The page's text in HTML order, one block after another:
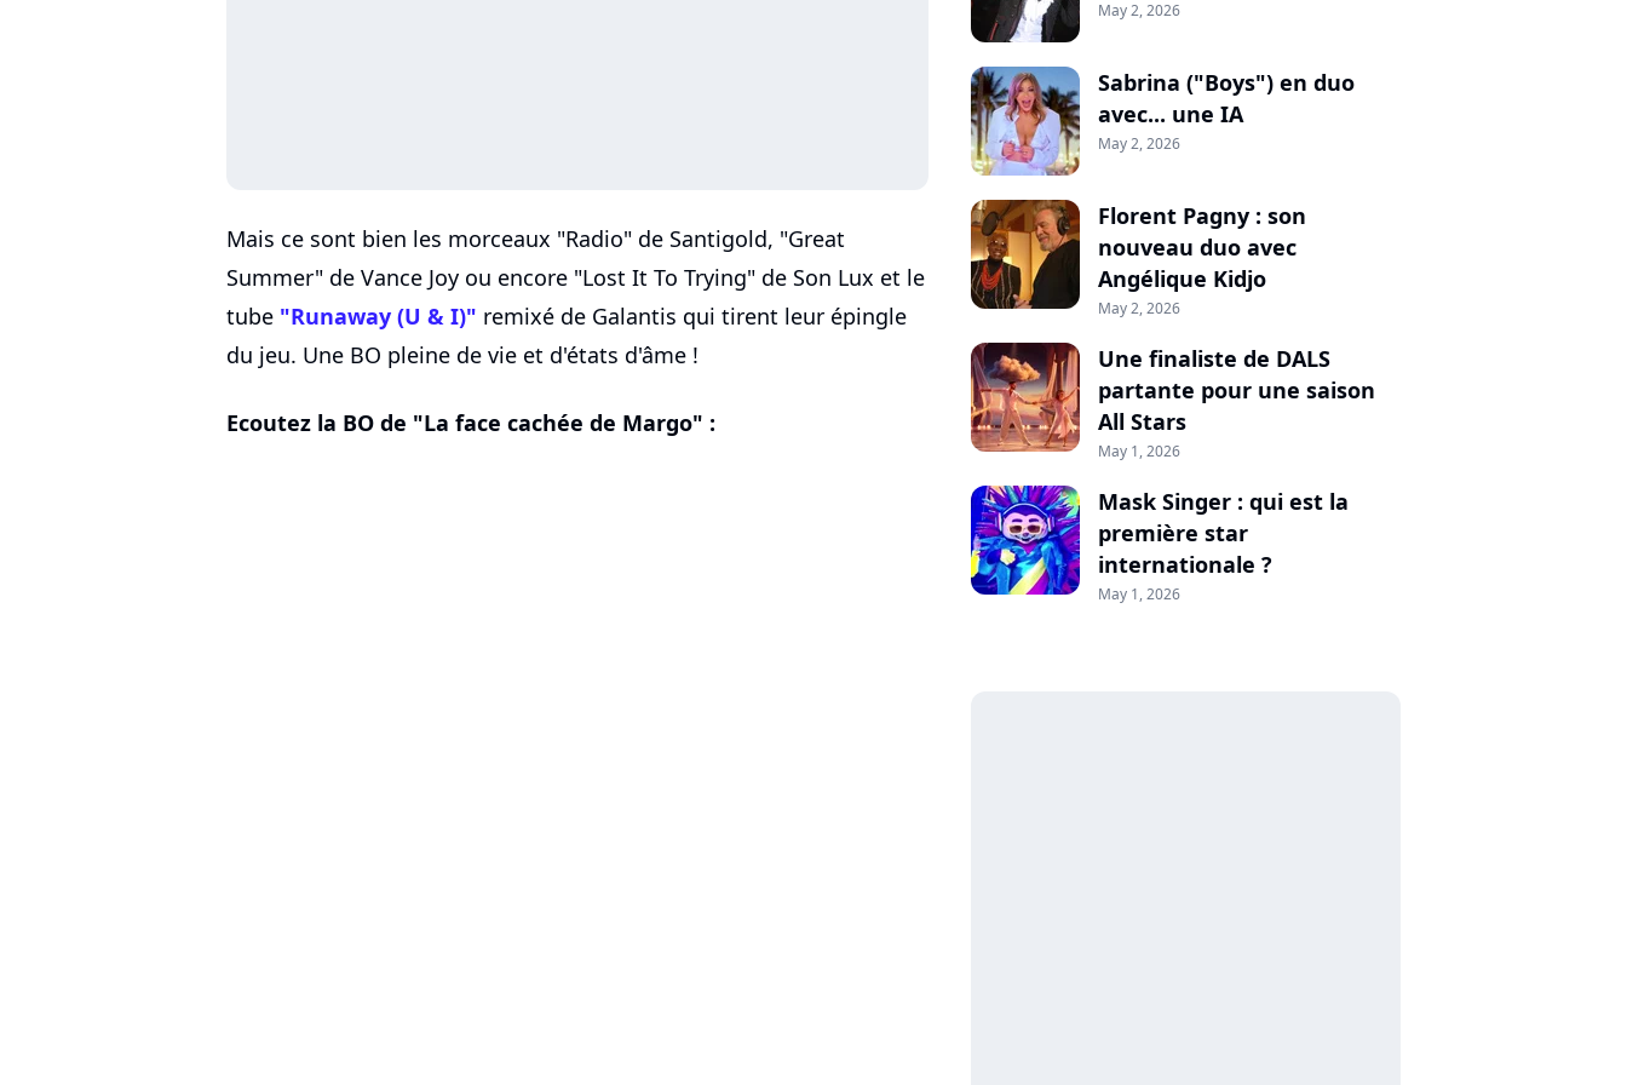
Mais ce sont bien les morceaux "Radio" de Santigold, "Great
Summer" de Vance Joy ou encore "Lost It To Trying" de Son Lux et le
tube "Runaway (U & I)" remixé de Galantis qui tirent leur épingle
du jeu. Une BO pleine de vie et d'états d'âme !
Ecoutez la BO de "La face cachée de Margo" :
May 2, 2026
Sabrina ("Boys") en duo
avec... une IA
May 2, 2026
Florent Pagny : son
nouveau duo avec
Angélique Kidjo
May 2, 2026
Une finaliste de DALS
partante pour une saison
All Stars
May 1, 2026
Mask Singer : qui est la
première star
internationale ?
May 1, 2026